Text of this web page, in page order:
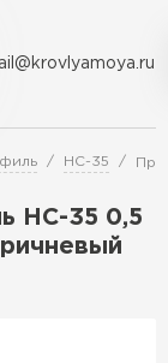
НС-35
НС-35 0,5
Контакты